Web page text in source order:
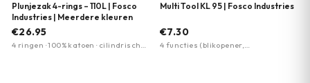
Plunjezak 4-rings – 110L | Fosco
Industries | Meerdere kleuren
€26.95
4 ringen · 100% katoen · cilindrische
Multi Tool KL 95 | Fosco Industries
€7.30
4 functies (blikopener,